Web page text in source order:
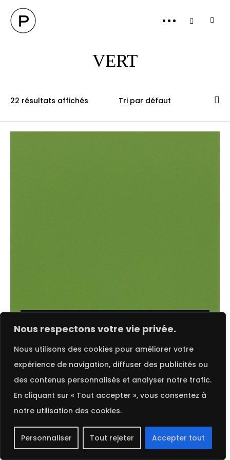
Nous respectons votre vie privée.
Nous utilisons des cookies pour améliorer votre
expérience de navigation, diffuser des publicités ou
des contenus personnalisés et analyser notre trafic.
En cliquant sur « Tout accepter », vous consentez à
notre utilisation des cookies.
Personnaliser Tout rejeter Accepter tout
VERT
22 résultats affichés
Cactus | Extract